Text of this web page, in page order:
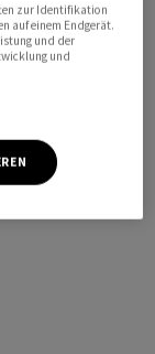
zur Identifikation
auf einem Endgerät.
und der
und